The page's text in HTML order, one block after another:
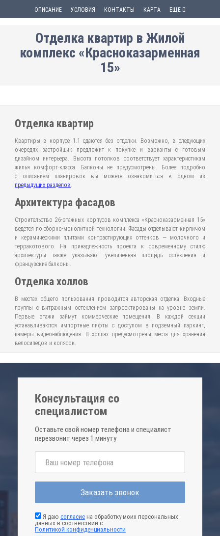
ОПИСАНИЕ УСЛОВИЯ КОНТАКТЫ КАРТА ЕЩЕ
Отделка квартир в Жилой
комплекс «Красноказарменная
15»
Отделка квартир
Квартиры в корпусе 1.1 сдаются без отделки. Возможно, в следующих
очередях застройщик предложит к покупке и варианты с готовым
дизайном интерьера. Высота потолков соответствует характеристикам
жилья комфорт-класса. Балконы не предусмотрены. Более подробно
с описанием планировок вы можете ознакомиться в одном из
предыдущих разделов.
Архитектура фасадов
Строительство 26-этажных корпусов комплекса «Красноказарменная 15»
ведется по сборно-монолитной технологии. Фасады отделывают кирпичом
и керамическими плитами контрастирующих оттенков — молочного и
терракотового. На принадлежность проекта к современному стилю
архитектуры также указывают увеличенная площадь остекления и
французские балконы.
Отделка холлов
В местах общего пользования проводится авторская отделка. Входные
группы с витражным остеклением запроектированы на уровне земли.
Первые этажи займут коммерческие помещения. В каждой секции
устанавливаются импортные лифты с доступом в подземный паркинг,
камеры видеонаблюдения. В холлах предусмотрены места для хранения
велосипедов и колясок.
Консультация со
специалистом
Оставьте свой номер телефона и специалист
перезвонит через 1 минуту
Заказать звонок
Я даю согласиена обработку моих персональных
данных в соответствии с
Политикой конфиденциальности